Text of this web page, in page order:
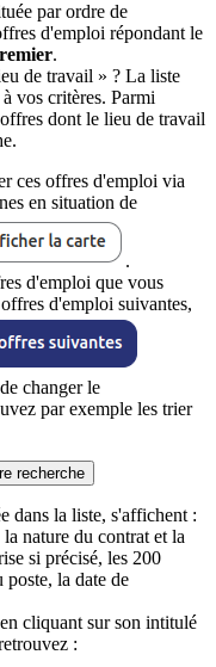
par ordre de
d'emploi répondant le
.
de travail » ? La liste
vos critères. Parmi
dont le lieu de travail
ces offres d'emploi via
en situation de
.
d'emploi que vous
d'emploi suivantes,
changer le
par exemple les trier
recherche
dans la liste, s'affichent :
nature du contrat et la
si précisé, les 200
poste, la date de
cliquant sur son intitulé
: